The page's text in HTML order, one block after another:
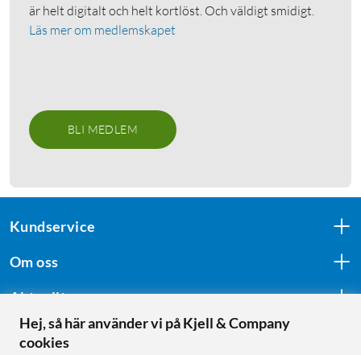
är helt digitalt och helt kortlöst. Och väldigt smidigt.
Läs mer om medlemskapet
BLI MEDLEM
Kundservice
Om oss
Aktuellt
Hej, så här använder vi på Kjell & Company
cookies